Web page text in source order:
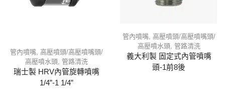
管內噴嘴, 高壓噴頭/高壓噴嘴頭/
高壓噴水頭, 管路清洗
義大利製 固定式內管噴嘴
頭-1前8後
管內噴嘴, 高壓噴頭/高壓噴嘴頭/
高壓噴水頭, 管路清洗
瑞士製 HRV內管旋轉噴嘴
1/4”-1 1/4”